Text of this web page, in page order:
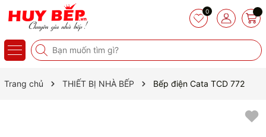
0
Trang chủ THIẾT BỊ NHÀ BẾP Bếp điện Cata TCD 772